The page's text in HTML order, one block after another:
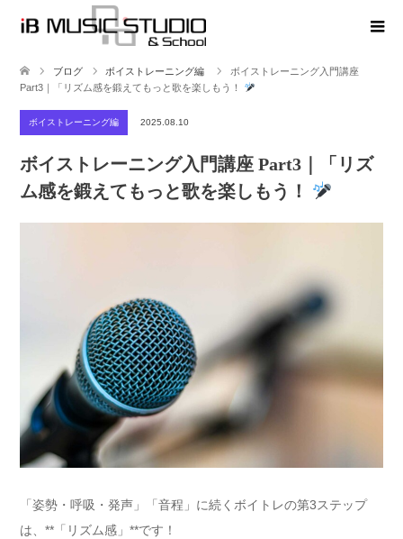
ブログ ボイストレーニング編
ボイストレーニング入門講座
Part3｜「リズム感を鍛えてもっと歌を楽しもう！
ボイストレーニング編 2025.08.10
ボイストレーニング入門講座 Part3｜「リズ
ム感を鍛えてもっと歌を楽しもう！
「姿勢・呼吸・発声」「音程」に続くボイトレの第3ステップ
は、**「リズム感」**です！